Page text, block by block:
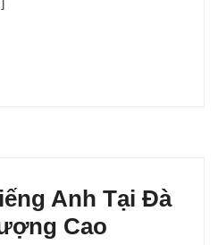
Anh Tại Đà
Cao